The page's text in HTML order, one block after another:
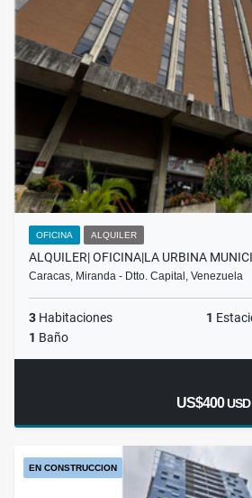
OFICINA ALQUILER
ALQUILER| OFICINA|LA URBINA
Caracas, Miranda - Dtto. Capital, Venezuela
3 Habitaciones 1
1 Baño
US$400USD
EN CONSTRUCCION